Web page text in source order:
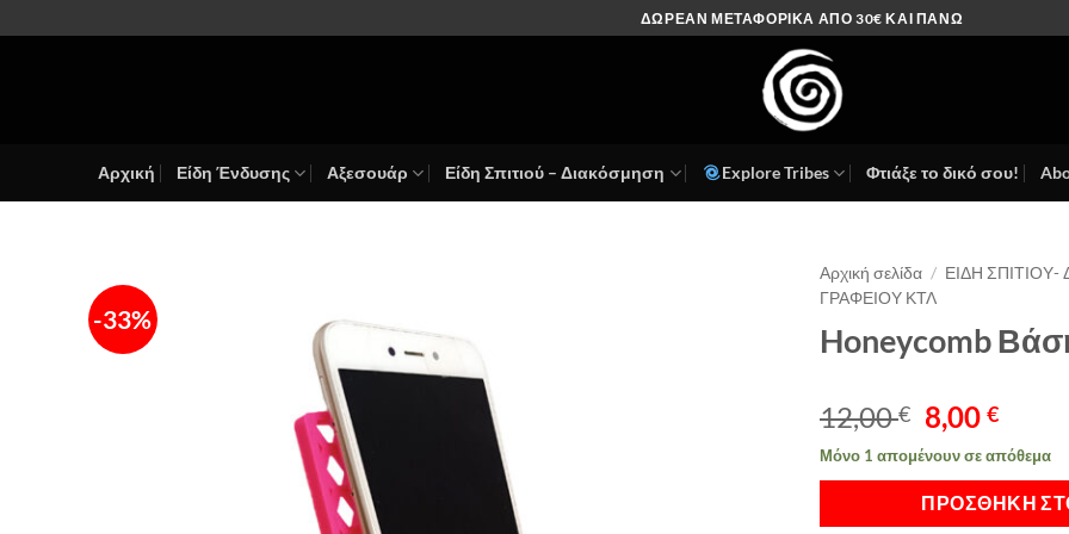
στο
ΔΩΡΕΑΝ ΜΕΤΑΦΟΡΙΚΑ ΑΠΟ 30€ ΚΑΙ ΠΑΝΩ
Αρχική Είδη Ένδυσης Αξεσουάρ Είδη Σπιτιού – Διακόσμηση Explore Tribes Φτιάξε το δικό σου!
-33%
Αρχική σελίδα / ΕΙΔΗ
ΓΡΑΦΕΙΟΥ ΚΤΛ
Honeycomb
12,00€ Original
price
was:
12,00 €.
8,00€Η
τιμή
είναι:
Μόνο 1 απομένουν σε απόθεμα
ΠΡΟΣΘΉΚΗ